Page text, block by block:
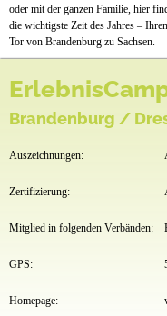
oder mit der ganzen Familie, hier
die wichtigste Zeit des Jahres –
Tor von Brandenburg zu Sachsen.
Brandenburg /
Auszeichnungen:
Zertifizierung:
Mitglied in folgenden Verbänden:
GPS:
Homepage: